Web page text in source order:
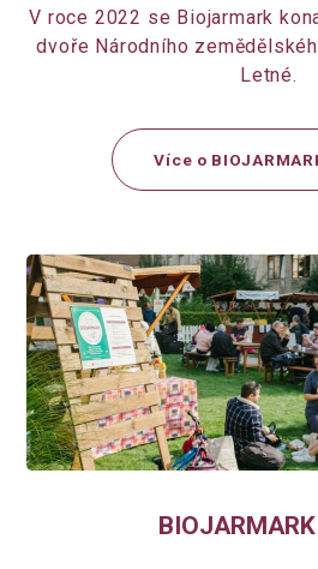
V roce 2022 se Biojarmark
dvoře Národního
Letné.
Více o